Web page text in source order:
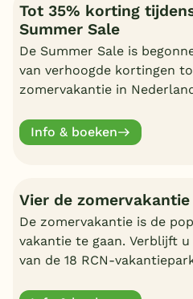
Tot 35% korting
Summer Sale
De Summer Sale is
van verhoogde kortingen
zomervakantie in
Info & boeken
Vier de zomervakantie
De zomervakantie is de
vakantie te gaan. Verblijft
van de 18 RCN-